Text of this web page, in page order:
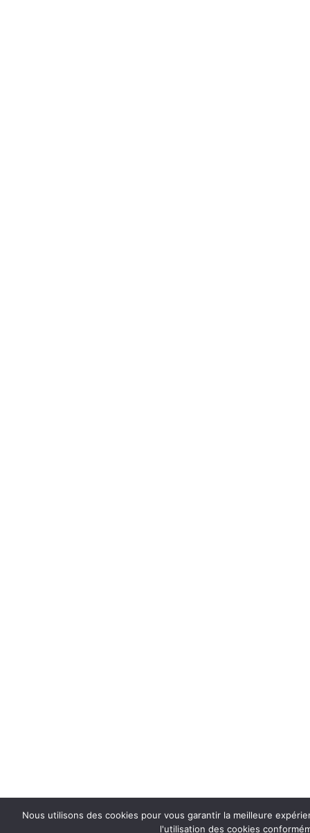
Nous utilisons des cookies pour vous garantir la meilleure
l'utilisation des cookies